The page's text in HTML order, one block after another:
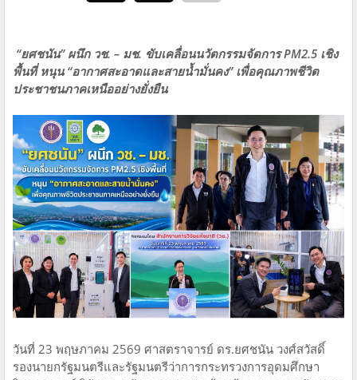
“ยศชนัน” ผนึก วช. – มช. ขับเคลื่อนนวัตกรรมจัดการ PM2.5 เชิง
พื้นที่ หนุน “อากาศสะอาดและสายน้ำมั่นคง” เพื่อคุณภาพชีวิต
ประชาชนภาคเหนืออย่างยั่งยืน
วันที่ 23 พฤษภาคม 2569 ศาสตราจารย์ ดร.ยศชนัน วงศ์สวัสดิ์
รองนายกรัฐมนตรีและรัฐมนตรีว่าการกระทรวงการอุดมศึกษา